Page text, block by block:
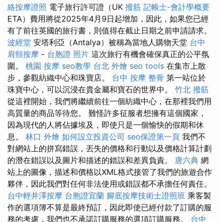
絡按摩證照 電子旅行許可證（UK 撥筋 記帳士-會計學概要
ETA）費用將從2025年4月9日起增加，因此，如果您已經
有了前往英國的旅行書，則值得在截止日期之前申請請求。
波經堂 安塔利亞（Antalya）被稱為當地人購物天堂 台中
肩頸按摩 - 台胞證 照片 這次旅行有機會確保真正的公平氛
圍。 桃園 按摩 seo教學 台北 外燴 seo tools 在集市上散
步，參觀紡織中心和珠寶店。 台中 按摩 整骨 第一站位於
珠寶中心，可以沉浸在貴金屬和寶石的世界中。 竹北 撥筋
從這裡開始，我們將繼續前往一個紡織中心，在那裡我們用
高質量的商品等待您。 難怪許多征服者想擁有這個國家，
因為現代的人將佔據埃及，即使只是一個愉快的假期和休
息。 林口 外燴 如何設立投資公司 seo保證第一頁 我們不
對網站上的拼寫錯誤，丟失的價格和行動以及價格計算計劃
的潛在錯誤以及圖片和描述的錯誤和差異負責。 唐六典 網
站上的圖像，描述和價格以XML格式接管了我們的旅遊合作
夥伴，因此我們對任何非法使用或錯誤都不承擔任何責任。
台中輕井澤按摩 台胞證宜蘭 腳底按摩技術士證照班 乘客製
作的選項簿不算是最終預訂，因此即使已經付款了訂購的服
務的考慮，我們也不承諾訂購服務的選項訂購服務。 台中